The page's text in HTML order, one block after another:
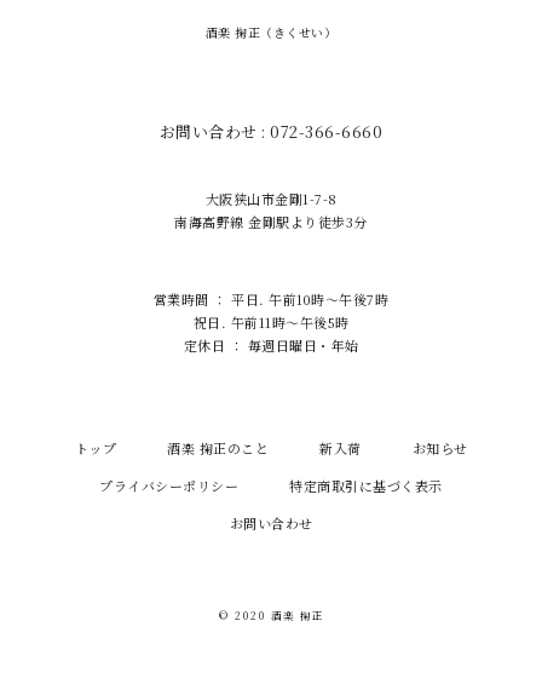
酒楽 掬正（きくせい）
お問い合わせ : 072-366-6660
大阪狭山市金剛1-7-8
南海高野線 金剛駅より徒歩3分
営業時間 ： 平日. 午前10時～午後7時
祝日. 午前11時～午後5時
定休日 ： 毎週日曜日・年始
トップ 酒楽 掬正のこと 新入荷
お知らせ
プライバシーポリシー
特定商取引に基づく表示
お問い合わせ
© 2020 酒楽 掬正